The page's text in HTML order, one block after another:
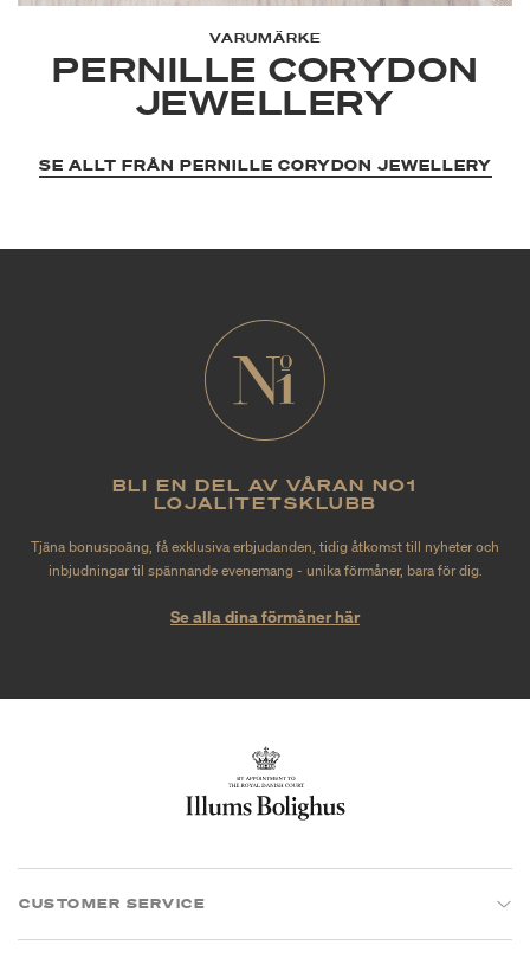
VARUMÄRKE
PERNILLE CORYDON
JEWELLERY
SE ALLT FRÅN PERNILLE CORYDON JEWELLERY
BLI EN DEL AV VÅRAN NO1
LOJALITETSKLUBB
Tjäna bonuspoäng, få exklusiva erbjudanden, tidig åtkomst till nyheter och
inbjudningar til spännande evenemang - unika förmåner, bara för dig.
Se alla dina förmåner här
CUSTOMER SERVICE